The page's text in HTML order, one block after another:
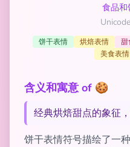
食品和
饼干表情 烘焙表情 甜
美食表情
含义和寓意 of 🍪
经典烘焙甜点的象征
饼干表情符号描绘了一